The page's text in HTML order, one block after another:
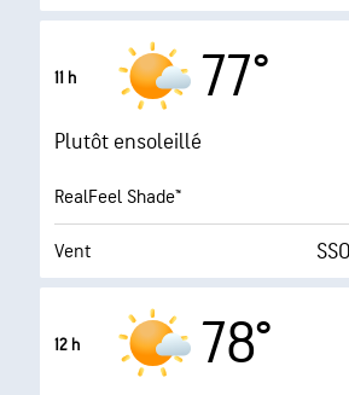
Humidité
Point de rosée
AccuLumen Brightness
11 h 77°
Plutôt ensoleillé
RealFeel Shade™
Vent
Humidité
12 h 78°